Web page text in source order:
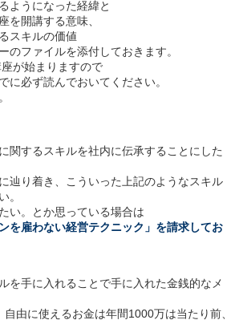
ようになった経緯と
を開講する意味、
スキルの価値
のファイルを添付しておきます。
が始まりますので
に必ず読んでおいてください。
関するスキルを社内に伝承することにした
辿り着き、こういった上記のようなスキル
。
い。とか思っている場合は
ンを雇わない経営テクニック」を請求してお
を手に入れることで手に入れた金銭的なメ
由に使えるお金は年間1000万は当たり前、